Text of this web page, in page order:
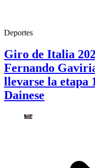
Deportes
Giro de Italia
Fernando
llevarse la etapa
Dainese